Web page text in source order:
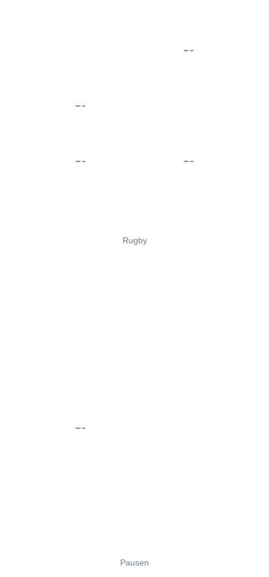
Rugby
Pausen